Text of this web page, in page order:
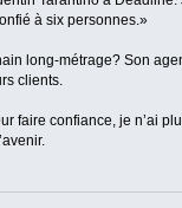
à six personnes.»
long-métrage? Son
clients.
faire confiance, je n’ai